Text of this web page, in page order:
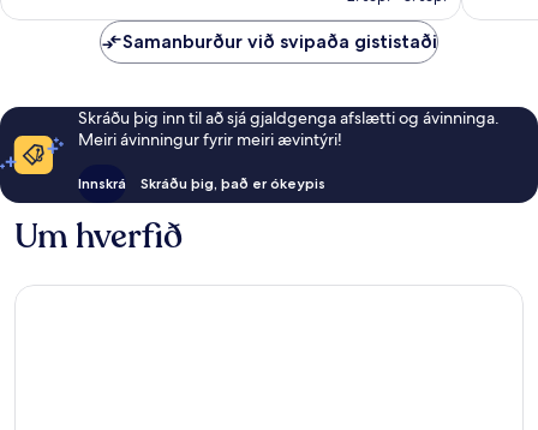
Samanburður við svipaða gististaði
Skráðu þig inn til að sjá gjaldgenga afslætti og ávinninga.
Meiri ávinningur fyrir meiri ævintýri!
Innskrá Skráðu þig, það er ókeypis
Um hverfið